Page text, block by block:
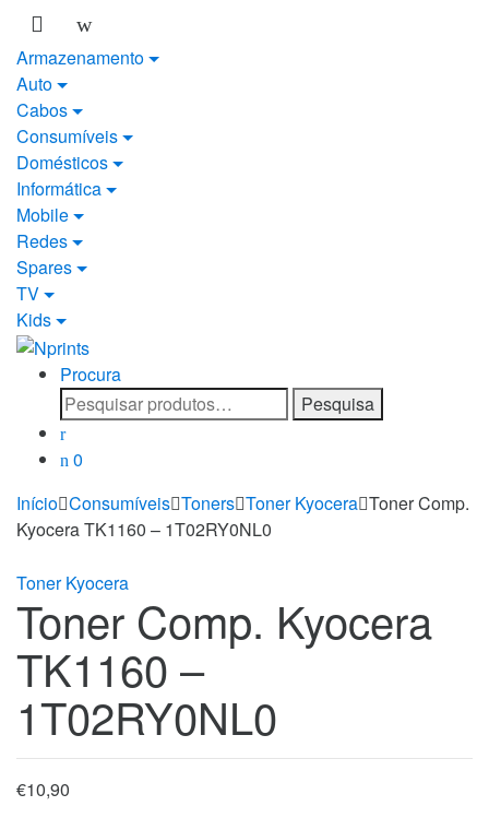
Saltar
para
navegação
Pular
para
conteúdo
Armazenamento
Auto
Cabos
Consumíveis
Domésticos
Informática
Mobile
Redes
Spares
TV
Kids
Procura
Pesquisar
por:
Pesquisa
0
Início Consumíveis Toners Toner Kyocera Toner Comp.
Kyocera TK1160 – 1T02RY0NL0
Toner Kyocera
Toner Comp. Kyocera
TK1160 –
1T02RY0NL0
€10,90